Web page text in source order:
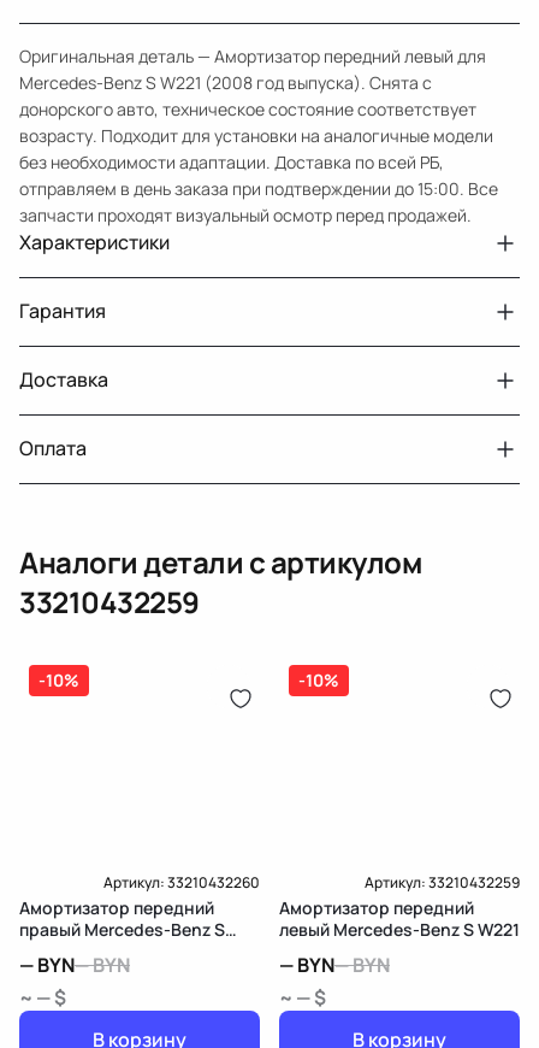
Оригинальная деталь — Амортизатор передний левый для
Mercedes-Benz S W221 (2008 год выпуска). Снята с
донорского авто, техническое состояние соответствует
возрасту. Подходит для установки на аналогичные модели
без необходимости адаптации. Доставка по всей РБ,
отправляем в день заказа при подтверждении до 15:00. Все
запчасти проходят визуальный осмотр перед продажей.
Характеристики
Авто
MercedesBenz S W221
Год
2008
Тег
Мерседес Бенс С
Гарантия
Двигатели с навесным или без навесного
оборудования
30 дней
Датчик давления топлива, насос
топлива, ТНВД (бензин, дизель), форсунка
бензиновая (дизельная) механическая
(электрическая), инжектор
дозатор-распределитель топлива
14 дней
Доставка
Оплата
Оплата онлайн
Карта рассрочки онлайн
Аналоги детали с артикулом
33210432259
-10%
Артикул:33210432260
Амортизатор передний
правый Mercedes-Benz S
—BYN—BYN
~ — $
В корзину
-10%
Артикул:33210432259
Амортизатор передний
левый Mercedes-Benz S W221
—BYN—BYN
~ — $
В корзину